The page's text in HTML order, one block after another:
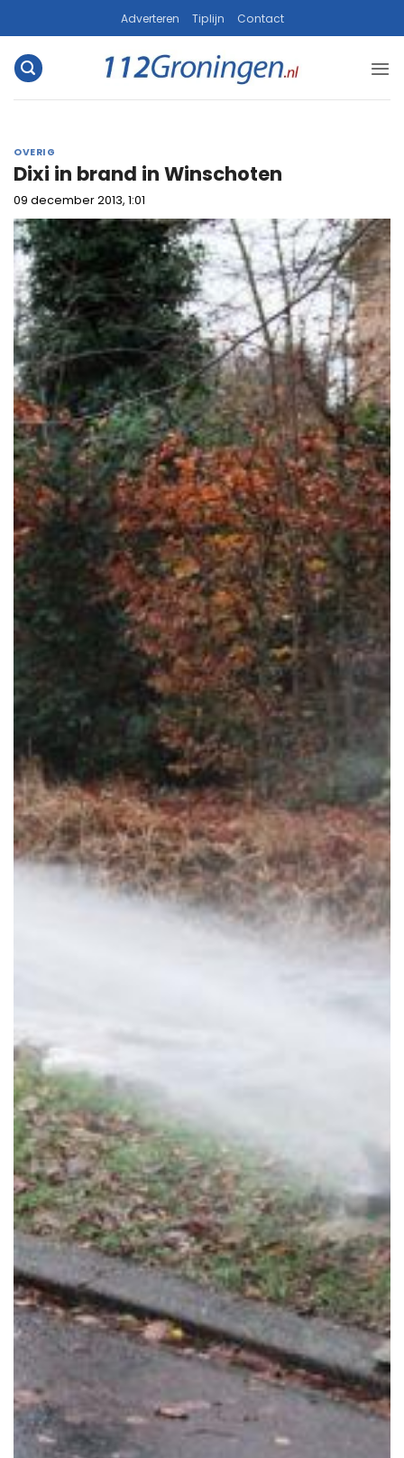
naar
inhoud
Adverteren Tiplijn Contact
OVERIG
Dixi in brand in Winschoten
09 december 2013, 1:01